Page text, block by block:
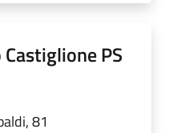
PS
81